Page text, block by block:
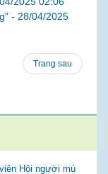
- 28/04/2025
Trang sau
Hội người mù